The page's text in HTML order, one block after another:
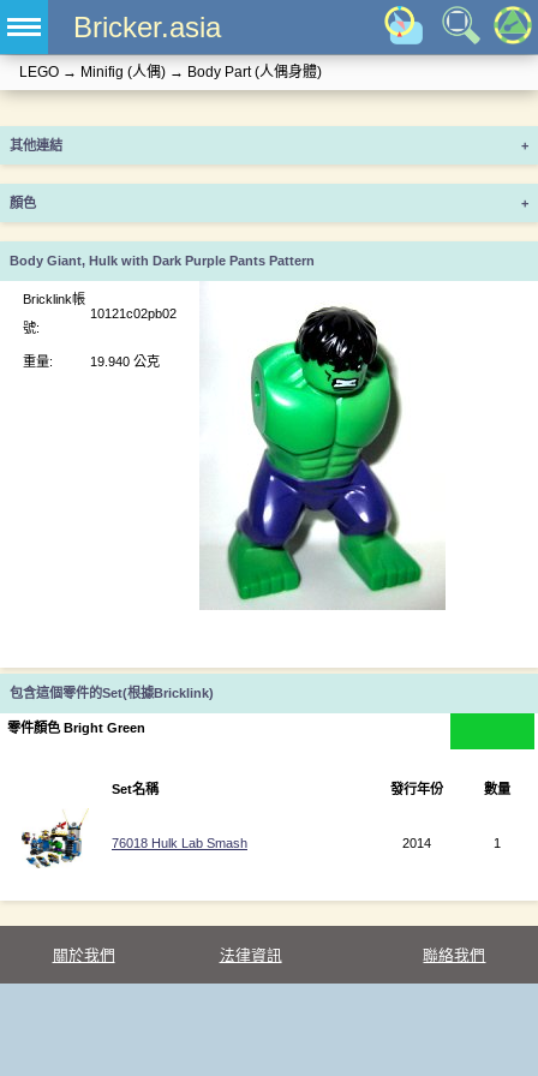
Bricker.asia
LEGO → Minifig (人偶) → Body Part (人偶身體)
其他連結 +
顏色 +
Body Giant, Hulk with Dark Purple Pants Pattern
Bricklink帳
號:
10121c02pb02
重量: 19.940 公克
包含這個零件的Set(根據Bricklink)
零件顏色 Bright Green
Set名稱 發行年份 數量
76018 Hulk Lab Smash 2014 1
關於我們 法律資訊 聯絡我們